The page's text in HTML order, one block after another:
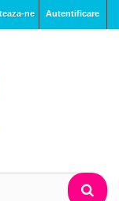
Autentificare
ne